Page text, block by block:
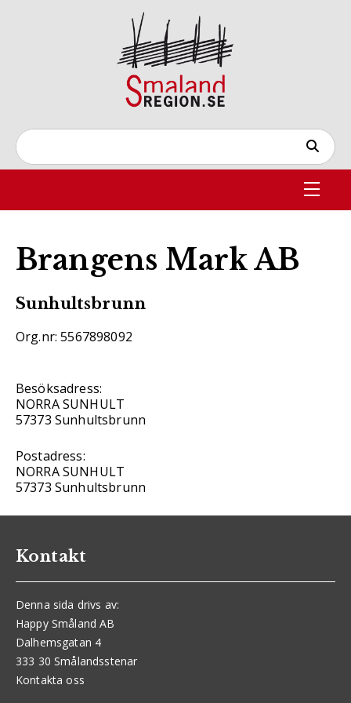
Brangens Mark AB
Sunhultsbrunn
Org.nr: 5567898092
Besöksadress:
NORRA SUNHULT
57373 Sunhultsbrunn
Postadress:
NORRA SUNHULT
57373 Sunhultsbrunn
Kontakt
Denna sida drivs av:
Happy Småland AB
Dalhemsgatan 4
333 30 Smålandsstenar
Kontakta oss